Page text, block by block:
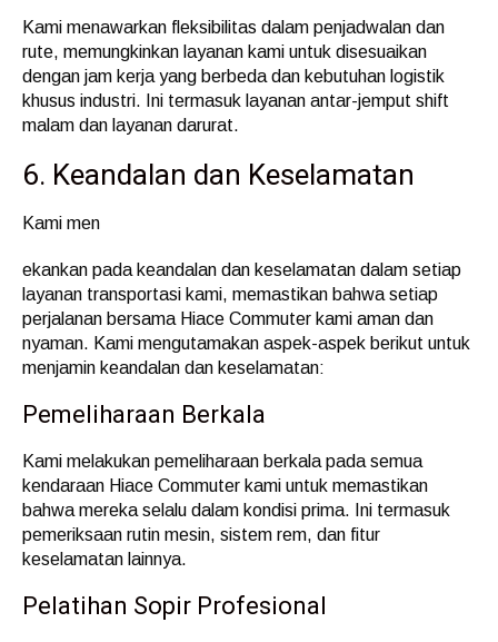
Kami menawarkan fleksibilitas dalam penjadwalan dan
rute, memungkinkan layanan kami untuk disesuaikan
dengan jam kerja yang berbeda dan kebutuhan logistik
khusus industri. Ini termasuk layanan antar-jemput shift
malam dan layanan darurat.
6. Keandalan dan Keselamatan
Kami men
ekankan pada keandalan dan keselamatan dalam setiap
layanan transportasi kami, memastikan bahwa setiap
perjalanan bersama Hiace Commuter kami aman dan
nyaman. Kami mengutamakan aspek-aspek berikut untuk
menjamin keandalan dan keselamatan:
Pemeliharaan Berkala
Kami melakukan pemeliharaan berkala pada semua
kendaraan Hiace Commuter kami untuk memastikan
bahwa mereka selalu dalam kondisi prima. Ini termasuk
pemeriksaan rutin mesin, sistem rem, dan fitur
keselamatan lainnya.
Pelatihan Sopir Profesional